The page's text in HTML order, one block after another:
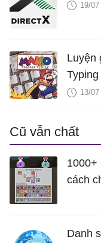
19/07
Luyện
cực13/07
Cũ vẫn chất
1000+
cách
Danh